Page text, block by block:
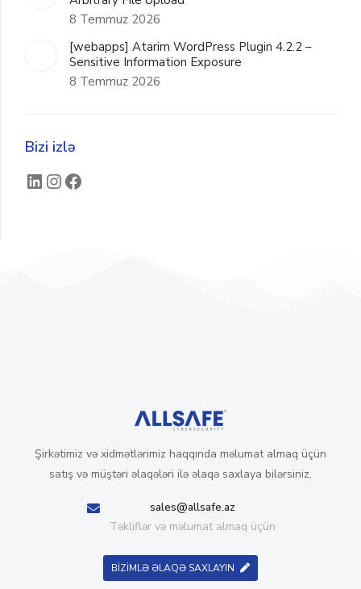
8 Temmuz 2026
[webapps] Atarim WordPress Plugin 4.2.2 –
Sensitive Information Exposure
8 Temmuz 2026
Bizi izlə
Şirkətimiz və xidmətlərimiz haqqında məlumat almaq üçün
satış və müştəri əlaqələri ilə əlaqə saxlaya bilərsiniz.
sales@allsafe.az
Təkliflər və məlumat almaq üçün
BİZİMLƏ ƏLAQƏ SAXLAYIN